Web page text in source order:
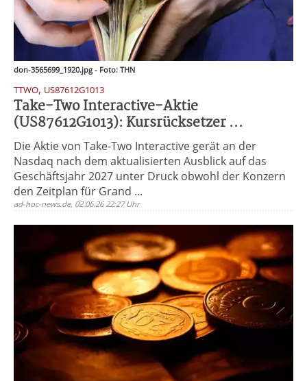
don-3565699_1920.jpg - Foto: THN
TTWO, US87612G1013
Take-Two Interactive-Aktie
(US87612G1013): Kursrücksetzer ...
Die Aktie von Take-Two Interactive gerät an der
Nasdaq nach dem aktualisierten Ausblick auf das
Geschäftsjahr 2027 unter Druck obwohl der Konzern
den Zeitplan für Grand ...
ad-hoc-news.de, 02.06.26 22:27 Uhr